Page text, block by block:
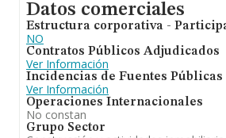
Datos comerciales
Estructura corporativa -
NO
Contratos Públicos Adjudicados
Ver Información
Incidencias de Fuentes Públicas
Ver Información
Operaciones Internacionales
No constan
Grupo Sector